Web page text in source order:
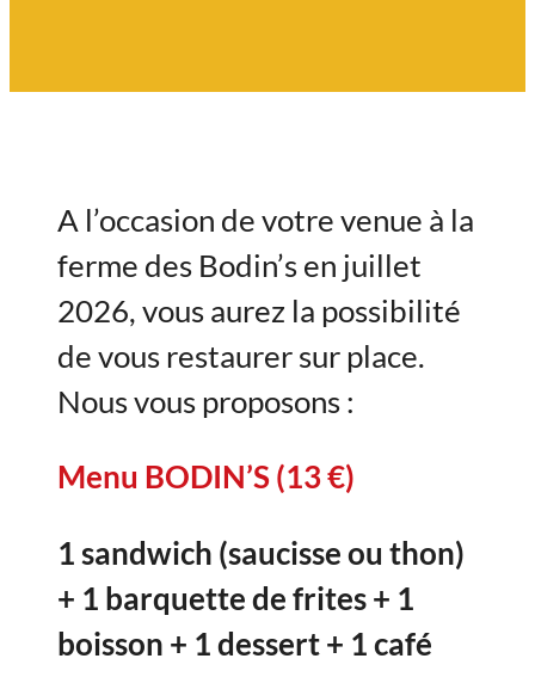
A l’occasion de votre venue à la
ferme des Bodin’s en juillet
2026, vous aurez la possibilité
de vous restaurer sur place.
Nous vous proposons :
Menu BODIN’S (13 €)
1 sandwich (saucisse ou thon)
+ 1 barquette de frites + 1
boisson + 1 dessert + 1 café